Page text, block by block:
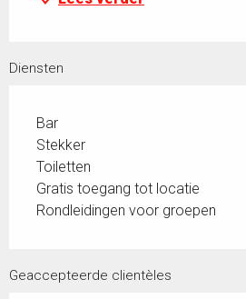
Diensten
Bar
Stekker
Toiletten
Gratis toegang tot locatie
Rondleidingen voor groepen
Geaccepteerde clientèles